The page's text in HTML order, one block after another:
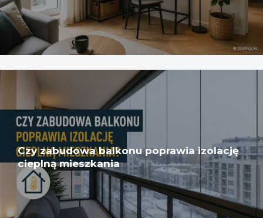
Czy zabudowa balkonu poprawia izolację
cieplną mieszkania